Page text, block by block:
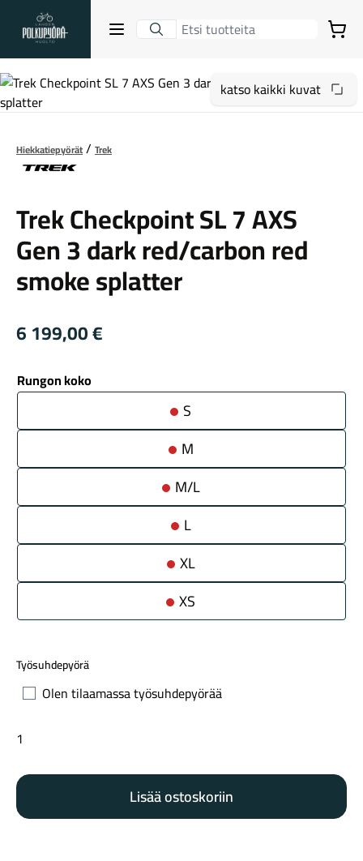
Lahden Polkupyörähuolto - etusivulle
Avaa sulje valikko
Hakutulokset
Suositut osastot
Gravel-pyörät
Maastosähköpyörät
Kaupunkisähköpyörät
Ostoskori
katso kaikki kuvat
Hiekkatiepyörät Trek
Trek Checkpoint SL 7 AXS
Gen 3 dark red/carbon red
smoke splatter
6 199,00€
Rungon koko
S
M
M/L
L
XL
XS
Työsuhdepyörä
Olen tilaamassa työsuhdepyörää
Trek
SL
AXS
Lisää ostoskoriin